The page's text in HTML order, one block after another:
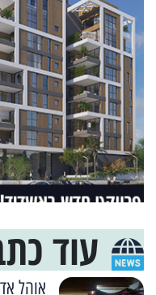
עוד
אוהל